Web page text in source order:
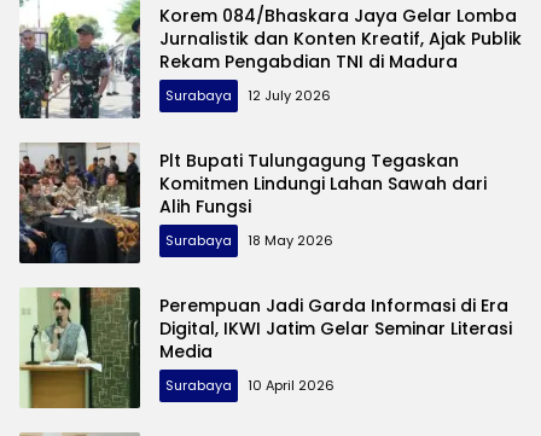
Korem 084/Bhaskara Jaya Gelar Lomba
Jurnalistik dan Konten Kreatif, Ajak Publik
Rekam Pengabdian TNI di Madura
Surabaya 12 July 2026
Plt Bupati Tulungagung Tegaskan
Komitmen Lindungi Lahan Sawah dari
Alih Fungsi
Surabaya 18 May 2026
Perempuan Jadi Garda Informasi di Era
Digital, IKWI Jatim Gelar Seminar Literasi
Media
Surabaya 10 April 2026